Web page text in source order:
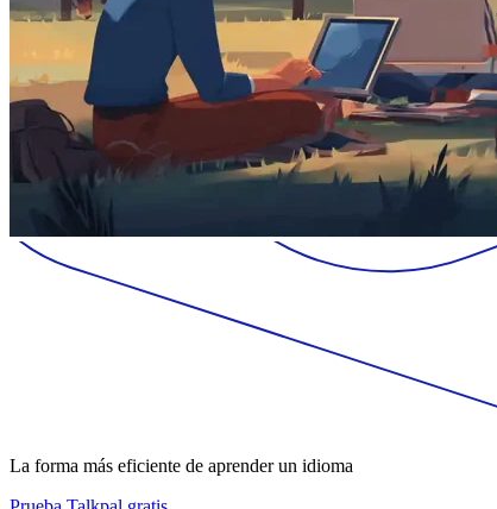
La forma más eficiente de aprender un idioma